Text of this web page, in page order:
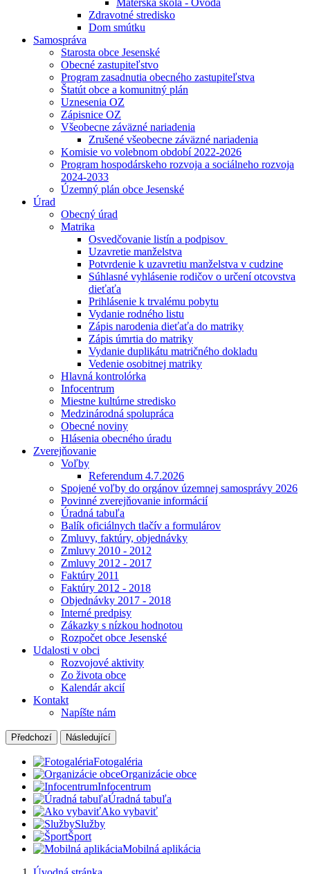
Materská škola - Óvoda
Zdravotné stredisko
Dom smútku
Samospráva
Starosta obce Jesenské
Obecné zastupiteľstvo
Program zasadnutia obecného zastupiteľstva
Štatút obce a komunitný plán
Uznesenia OZ
Zápisnice OZ
Všeobecne záväzné nariadenia
Zrušené všeobecne záväzné nariadenia
Komisie vo volebnom období 2022-2026
Program hospodárskeho rozvoja a sociálneho rozvoja
2024-2033
Územný plán obce Jesenské
Úrad
Obecný úrad
Matrika
Osvedčovanie listín a podpisov
Uzavretie manželstva
Potvrdenie k uzavretiu manželstva v cudzine
Súhlasné vyhlásenie rodičov o určení otcovstva
dieťaťa
Prihlásenie k trvalému pobytu
Vydanie rodného listu
Zápis narodenia dieťaťa do matriky
Zápis úmrtia do matriky
Vydanie duplikátu matričného dokladu
Vedenie osobitnej matriky
Hlavná kontrolórka
Infocentrum
Miestne kultúrne stredisko
Medzinárodná spolupráca
Obecné noviny
Hlásenia obecného úradu
Zverejňovanie
Voľby
Referendum 4.7.2026
Spojené voľby do orgánov územnej samosprávy 2026
Povinné zverejňovanie informácií
Úradná tabuľa
Balík oficiálnych tlačív a formulárov
Zmluvy, faktúry, objednávky
Zmluvy 2010 - 2012
Zmluvy 2012 - 2017
Faktúry 2011
Faktúry 2012 - 2018
Objednávky 2017 - 2018
Interné predpisy
Zákazky s nízkou hodnotou
Rozpočet obce Jesenské
Udalosti v obci
Rozvojové aktivity
Zo života obce
Kalendár akcií
Kontakt
Napíšte nám
Předchozí Následující
Fotogaléria
Organizácie obce
Infocentrum
Úradná tabuľa
Ako vybaviť
Služby
Šport
Mobilná aplikácia